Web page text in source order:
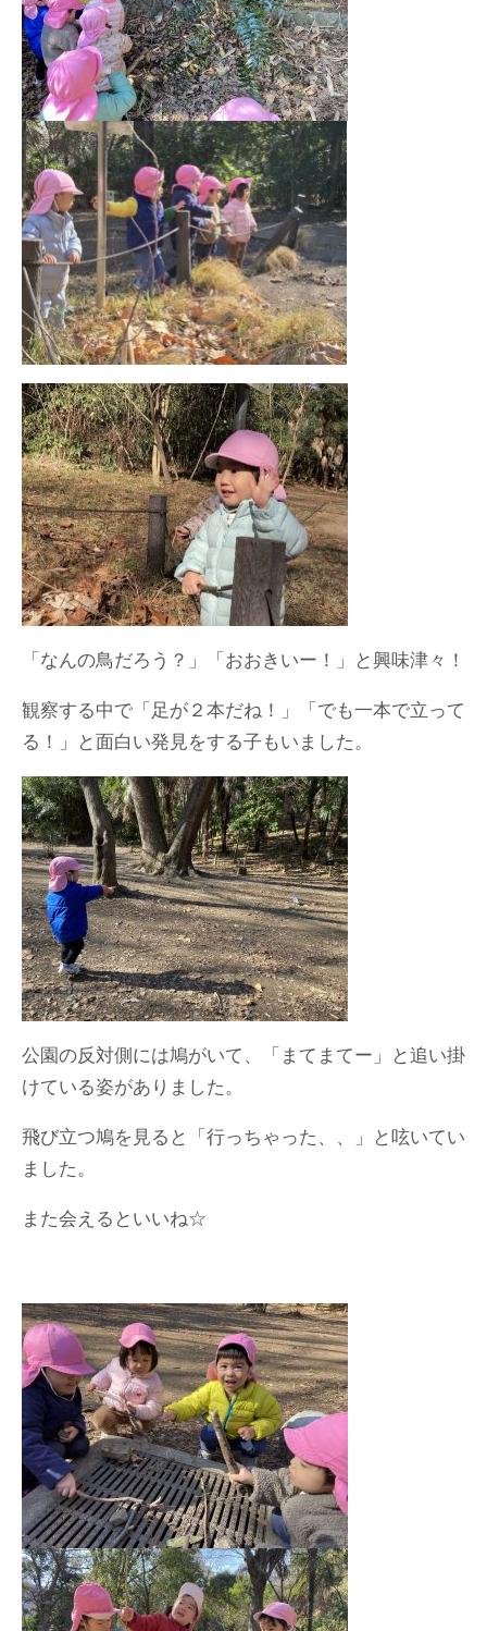
「なんの鳥だろう？」「おおきいー！」と興味津々！
観察する中で「足が２本だね！」「でも一本で立って
る！」と面白い発見をする子もいました。
公園の反対側には鳩がいて、「まてまてー」と追い掛
けている姿がありました。
飛び立つ鳩を見ると「行っちゃった、、」と呟いてい
ました。
また会えるといいね☆